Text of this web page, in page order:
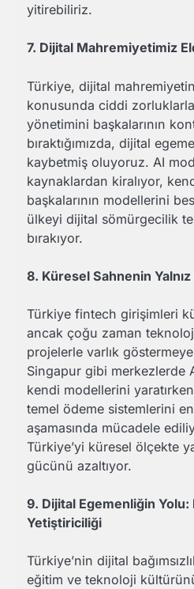
yitirebiliriz.
7. Dijital Mahremiyetimiz
Türkiye, dijital
konusunda ciddi zorluklarla
yönetimini başkalarının
bıraktığımızda, dijital
kaybetmiş oluyoruz. AI
kaynaklardan kiralıyor,
başkalarının modellerini
ülkeyi dijital sömürgecilik
bırakıyor.
8. Küresel Sahnenin
Türkiye fintech girişimleri
ancak çoğu zaman
projelerle varlık
Singapur gibi merkezlerde
kendi modellerini
temel ödeme sistemlerini
aşamasında mücadele
Türkiye’yi küresel ölçekte
gücünü azaltıyor.
9. Dijital Egemenliğin
Yetiştiriciliği
Türkiye’nin dijital
eğitim ve teknoloji